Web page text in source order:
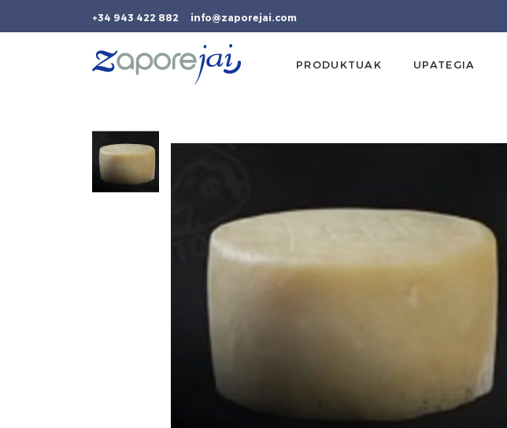
+34 943 422 882 info@zaporejai.com
PRODUKTUAK UPATEGIA